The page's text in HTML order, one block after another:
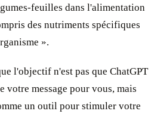
feuilles dans l'alimentation
des nutriments spécifiques
».
l'objectif n'est pas que ChatGPT
votre message pour vous, mais
un outil pour stimuler votre